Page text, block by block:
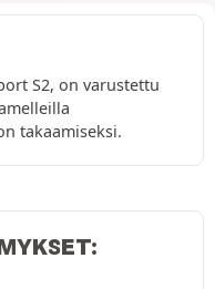
S2, on varustettu
takaamiseksi.